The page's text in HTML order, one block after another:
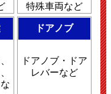
特殊車両など
ドアノブ
ドアノブ・ドア
レバーなど